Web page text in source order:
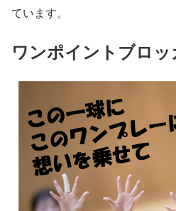
ています。
ワンポイントブロ